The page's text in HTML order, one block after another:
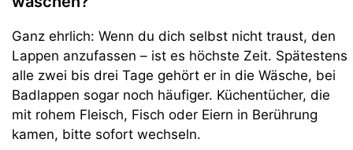
Ganz ehrlich: Wenn du dich selbst nicht traust, den
Lappen anzufassen – ist es höchste Zeit. Spätestens
alle zwei bis drei Tage gehört er in die Wäsche, bei
Badlappen sogar noch häufiger. Küchentücher, die
mit rohem Fleisch, Fisch oder Eiern in Berührung
kamen, bitte sofort wechseln.